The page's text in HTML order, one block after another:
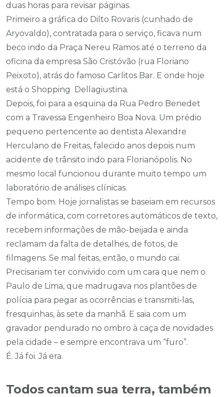
duas horas para revisar páginas.
Primeiro a gráfica do Dilto Rovaris (cunhado de
Aryovaldo), contratada para o serviço, ficava num
beco indo da Praça Nereu Ramos até o terreno da
oficina da empresa São Cristóvão (rua Floriano
Peixoto), atrás do famoso Carlitos Bar. E onde hoje
está o Shopping Dellagiustina.
Depois, foi para a esquina da Rua Pedro Benedet
com a Travessa Engenheiro Boa Nova. Um prédio
pequeno pertencente ao dentista Alexandre
Herculano de Freitas, falecido anos depois num
acidente de trânsito indo para Florianópolis. No
mesmo local funcionou durante muito tempo um
laboratório de análises clínicas.
Tempo bom. Hoje jornalistas se baseiam em recursos
de informática, com corretores automáticos de texto,
recebem informações de mão-beijada e ainda
reclamam da falta de detalhes, de fotos, de
filmagens. Se mal feitas, então, o mundo cai.
Precisariam ter convivido com um cara que nem o
Paulo de Lima, que madrugava nos plantões de
polícia para pegar as ocorrências e transmiti-las,
fresquinhas, às sete da manhã. E saia com um
gravador pendurado no ombro à caça de novidades
pela cidade – e sempre encontrava um “furo”.
É. Já foi. Já era.
Todos cantam sua terra, também